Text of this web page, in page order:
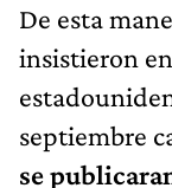
De esta
insistieron
septiembre
se